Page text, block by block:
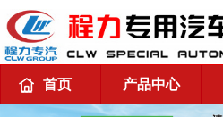
首页 产品中心